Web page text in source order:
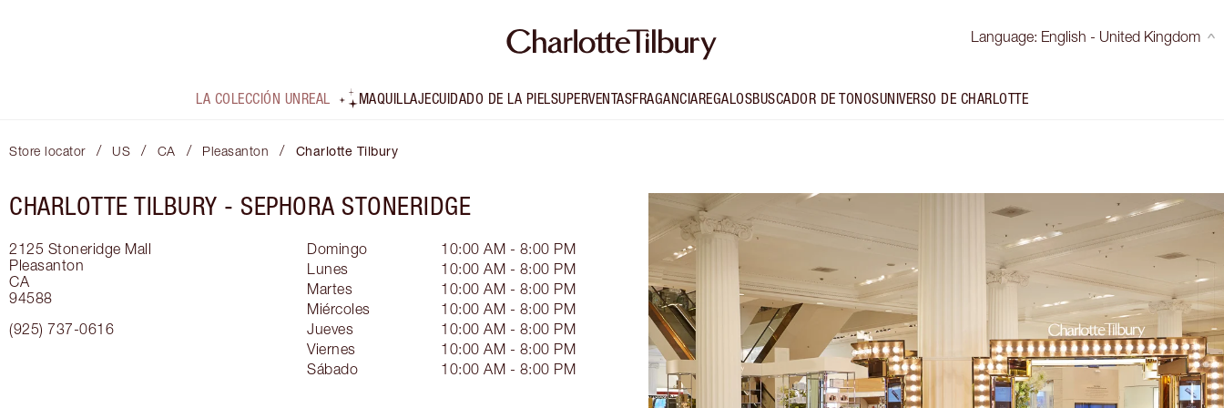
Language: English - United Kingdom
LA COLECCIÓN UNREAL MAQUILLAJECUIDADO DE LA PIELSUPERVENTASFRAGANCIAREGALOSBUSCADOR DE TONOSUNIVERSO DE CHARLOTTE
Store locator / US / CA / Pleasanton / Charlotte Tilbury
CHARLOTTE TILBURY - SEPHORA STONERIDGE
2125 Stoneridge Mall
Pleasanton
CA
94588
(925) 737-0616
Domingo
10:00 AM - 8:00 PM
Lunes
10:00 AM - 8:00 PM
Martes
10:00 AM - 8:00 PM
Miércoles
10:00 AM - 8:00 PM
Jueves
10:00 AM - 8:00 PM
Viernes
10:00 AM - 8:00 PM
Sábado
10:00 AM - 8:00 PM